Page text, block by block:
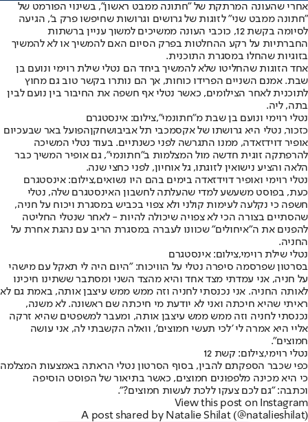
אחרי שהעונה המרתקת של "חתונה ממבט ראשון", בשינוי הפורמט של
"חתונה ממבט שני" לזוגות של גרושים וגרושות שחיפשו פרק ב', הגיעה
לסיומה בקשת 12
, כוכבי העונה ממשיכים למשוך עניין ברשתות
החברתיות על רקע ההחלטות בפרק הסיום האם להמשיך או לא להמשיך
בזוגיות שהחלו במסגרת התוכנית.
אחד הזוגות שהחליטו שלא להמשיך ביחד הם נטלי שילת רוימי ונועם בן
שבת. אמנם השניים הפרידו כוחות, אך הם נותרו בקשר טוב גם מחוץ
לתוכנית לאחר הצילומים, כאשר נטלי אף חשפה את החיבור בין נועם לבין
בתה, ליה.
נטלי רוימי ונועם בן שבת מ"חתונמי",צילום: אינסטגרם
כזכור, נטלי היא גרושתו של אקסמכבי תל אביבושחקןהפועל באר שבעכיום
אופיר דוידזאדה, ממנו התגרשה לפני כשנתיים. בעוד נטלי המשיכה
להרפתקה זוגית חדשה מול המצלמות ב"חתונמי", גם אופיר המשיך כבר
הלאה והציע נישואין לזוגתו, גל אוחיון, לפני כחצי שנה.
נטלי רוימי ואופיר דוידזאדה בימים בהם היו נשואים,צילום: אינסטגרם
כעת, בפוסט משעשע למדי שהעלתה לחשבון האינסטגרם שלה, נטלי
חשפה כי נקלעה לעימות קולני ולא צפוי בכביש במסגרת ויכוח על חניה,
שהסתיים בצורה הכי לא צפויה שיכולה להיות - לאחר שנטלי החליטה
להפנים את ה"איחולים" שכוונו לעברה במסגרת הריב עם נהגת אחרת על
החניה.
נטלי שילת רוימי,צילום: אינסטגרם
בסרטון שפרסמה סיפרה נטלי על הוויכוח: "היום היה לי תאקל עם מישהי
על חניה, אני עמדתי מצד אחד והיא מהצד השני ומסתבר ששתינו חיכינו
לאותה החניה. אני נכנסתי לחניה וזה ממש ממש עיצבן אותה, באמת גם לא
ראיתי שהיא חיכתה ואני לא יודעת מי חיכתה שם ראשונה. לא משנה,
נכנסתי לחניה וזה ממש ממש עיצבן אותה, ומעבר למשפטים שהיא זרקה
אליי היא אמרה לי 'לכי תעשי חמוצים', וואלה הקשבתי לה, אני עושה
חמוצים".
נטלי רוימי,צילום: קשת 12
כפי שכבר הספקתם להבין, בסוף הסרטון נטלי הראתה באמצעות המצלמה
כי היא מכינה מלפפונים חמוצים, כאשר בתיאור של הפוסט הוסיפה
וכתבה: "גם לכם צעקו ללכת לעשות חמוצים?".
View this post on Instagram
A post shared by Natalie Shilat (@natalieshilat)